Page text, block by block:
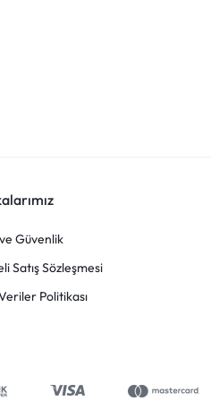
Güvenlik
Satış Sözleşmesi
Politikası